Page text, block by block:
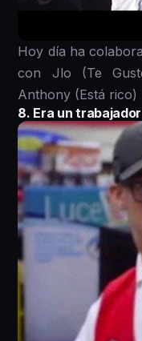
Hoy día ha
con Jlo (Te
Anthony (Está rico)
8. Era un trabajador